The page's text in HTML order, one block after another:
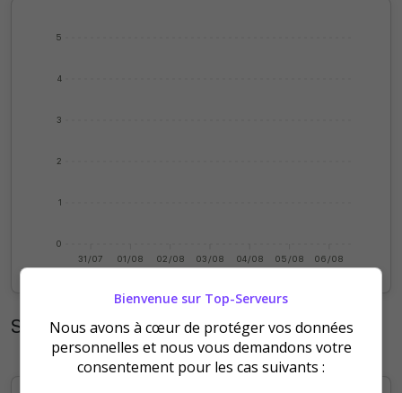
0
1
2
3
4
5
31/07 01/08 02/08 03/08 04/08 05/08 06/08
Statistiques mensuelles
Bienvenue sur Top-Serveurs
Nous avons à cœur de protéger vos données
personnelles et nous vous demandons votre
consentement pour les cas suivants :